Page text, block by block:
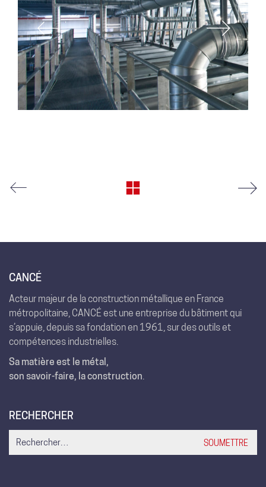
CANCÉ
Acteur majeur de la construction métallique en France
métropolitaine, CANCÉ est une entreprise du bâtiment qui
s’appuie, depuis sa fondation en 1961, sur des outils et
compétences industrielles.
Sa matière est le métal,
son savoir-faire, la construction
RECHERCHER
Search
for: